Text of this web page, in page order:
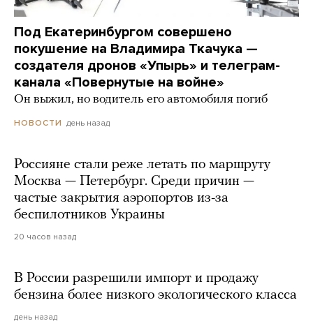
Под Екатеринбургом совершено
покушение на Владимира Ткачука —
создателя дронов «Упырь» и телеграм-
канала «Повернутые на войне»
Он выжил, но водитель его автомобиля погиб
НОВОСТИ день назад
Россияне стали реже летать по маршруту
Москва — Петербург. Среди причин —
частые закрытия аэропортов из-за
беспилотников Украины
20 часов назад
В России разрешили импорт и продажу
бензина более низкого экологического класса
день назад